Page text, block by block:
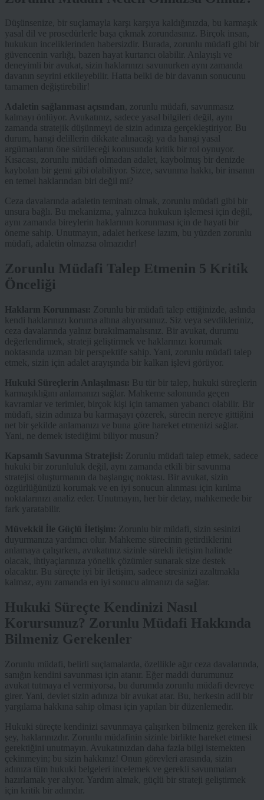
Düşünsenize, bir suçlamayla karşı karşıya kaldığınızda, bu karmaşık
yasal dil ve prosedürlerle başa çıkmak zorundasınız. Birçok insan,
hukukun inceliklerinden habersizdir. Burada, zorunlu müdafi gibi bir
güvencenin varlığı, bazen hayat kurtarıcı olabilir. Anlayışlı ve
deneyimli bir avukat, sizin haklarınızı savunurken aynı zamanda
davanın seyrini etkileyebilir. Hatta belki de bir davanın sonucunu
tamamen değiştirebilir!
Adaletin sağlanması açısından, zorunlu müdafi, savunmasız
kalmayı önlüyor. Avukatınız, sadece yasal bilgileri değil, aynı
zamanda stratejik düşünmeyi de sizin adınıza gerçekleştiriyor. Bu
durum, hangi delillerin dikkate alınacağı ya da hangi yasal
argümanların öne sürüleceği konusunda kritik bir rol oynuyor.
Kısacası, zorunlu müdafi olmadan adalet, kaybolmuş bir denizde
kaybolan bir gemi gibi olabiliyor. Sizce, savunma hakkı, bir insanın
en temel haklarından biri değil mi?
Ceza davalarında adaletin teminatı olmak, zorunlu müdafi gibi bir
unsura bağlı. Bu mekanizma, yalnızca hukukun işlemesi için değil,
aynı zamanda bireylerin haklarının korunması için de hayati bir
öneme sahip. Unutmayın, adalet herkese lazım, bu yüzden zorunlu
müdafi, adaletin olmazsa olmazıdır!
Zorunlu Müdafi Talep Etmenin 5 Kritik
Önceliği
Hakların Korunması: Zorunlu bir müdafi talep ettiğinizde, aslında
kendi haklarınızı koruma altına alıyorsunuz. Siz veya sevdikleriniz,
ceza davalarında yalnız bırakılmamalısınız. Bir avukat, durumu
değerlendirmek, strateji geliştirmek ve haklarınızı korumak
noktasında uzman bir perspektife sahip. Yani, zorunlu müdafi talep
etmek, sizin için adalet arayışında bir kalkan işlevi görüyor.
Hukuki Süreçlerin Anlaşılması: Bu tür bir talep, hukuki süreçlerin
karmaşıklığını anlamanızı sağlar. Mahkeme salonunda geçen
kavramlar ve terimler, birçok kişi için tamamen yabancı olabilir. Bir
müdafi, sizin adınıza bu karmaşayı çözerek, sürecin nereye gittiğini
net bir şekilde anlamanızı ve buna göre hareket etmenizi sağlar.
Yani, ne demek istediğimi biliyor musun?
Kapsamlı Savunma Stratejisi: Zorunlu müdafi talep etmek, sadece
hukuki bir zorunluluk değil, aynı zamanda etkili bir savunma
stratejisi oluşturmanın da başlangıç noktası. Bir avukat, sizin
özgürlüğünüzü korumak ve en iyi sonucun alınması için kırılma
noktalarınızı analiz eder. Unutmayın, her bir detay, mahkemede bir
fark yaratabilir.
Müvekkil İle Güçlü İletişim: Zorunlu bir müdafi, sizin sesinizi
duyurmanıza yardımcı olur. Mahkeme sürecinin getirdiklerini
anlamaya çalışırken, avukatınız sizinle sürekli iletişim halinde
olacak, ihtiyaçlarınıza yönelik çözümler sunarak size destek
olacaktır. Bu süreçte iyi bir iletişim, sadece stresinizi azaltmakla
kalmaz, aynı zamanda en iyi sonucu almanızı da sağlar.
Hukuki Süreçte Kendinizi Nasıl
Korursunuz? Zorunlu Müdafi Hakkında
Bilmeniz Gerekenler
Zorunlu müdafi, belirli suçlamalarda, özellikle ağır ceza davalarında,
sanığın kendini savunması için atanır. Eğer maddi durumunuz
avukat tutmaya el vermiyorsa, bu durumda zorunlu müdafi devreye
girer. Yani, devlet sizin adınıza bir avukat atar. Bu, herkesin adil bir
yargılama hakkına sahip olması için yapılan bir düzenlemedir.
Hukuki süreçte kendinizi savunmaya çalışırken bilmeniz gereken ilk
şey, haklarınızdır. Zorunlu müdafinin sizinle birlikte hareket etmesi
gerektiğini unutmayın. Avukatınızdan daha fazla bilgi istemekten
çekinmeyin; bu sizin hakkınız! Onun görevleri arasında, sizin
adınıza tüm hukuki belgeleri incelemek ve gerekli savunmaları
hazırlamak yer alıyor. Yardım almak, güçlü bir strateji geliştirmek
için kritik bir adımdır.